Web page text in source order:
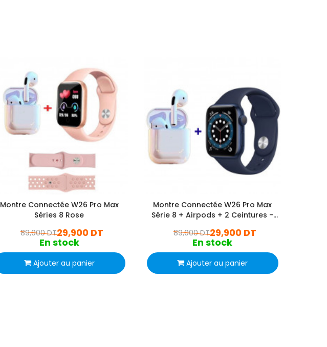
Montre Connectée W26 Pro Max
Séries 8 Rose
29,900 DT
89,000 DT
En stock
Ajouter au panier
Montre Connectée W26 Pro Max
Série 8 + Airpods + 2 Ceintures -
29,900 DT
89,000 DT
En stock
Ajouter au panier